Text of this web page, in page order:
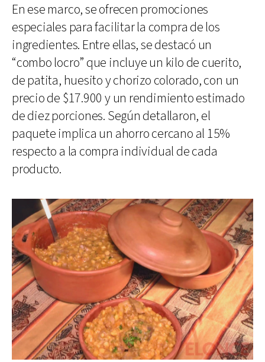
En ese marco, se ofrecen promociones
especiales para facilitar la compra de los
ingredientes. Entre ellas, se destacó un
“combo locro” que incluye un kilo de cuerito,
de patita, huesito y chorizo colorado, con un
precio de $17.900 y un rendimiento estimado
de diez porciones. Según detallaron, el
paquete implica un ahorro cercano al 15%
respecto a la compra individual de cada
producto.